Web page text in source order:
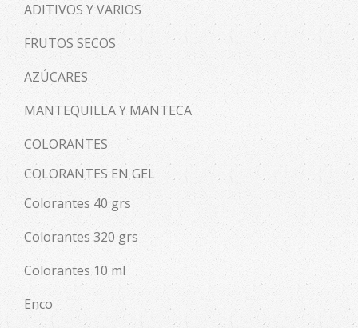
ADITIVOS Y VARIOS
FRUTOS SECOS
AZÚCARES
MANTEQUILLA Y MANTECA
COLORANTES
COLORANTES EN GEL
Colorantes 40 grs
Colorantes 320 grs
Colorantes 10 ml
Enco